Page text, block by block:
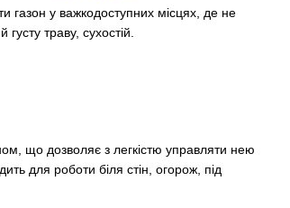
газон у важкодоступних місцях, де не
траву, сухостій.
що дозволяє з легкістю управляти нею
для роботи біля стін, огорож, під